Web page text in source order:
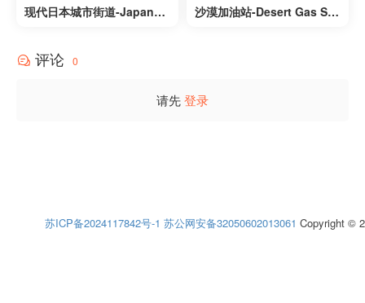
现代日本城市街道-Japanes
沙漠加油站-Desert Gas Sta
评论 0
请先登录
苏ICP备2024117842号-1 苏公网安备32050602013061 Copyright ©